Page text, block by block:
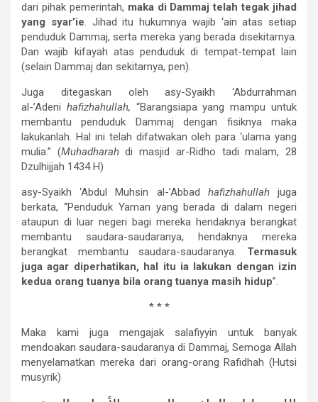
dari pihak pemerintah, maka di Dammaj telah tegak jihad
yang syar’ie. Jihad itu hukumnya wajib ‘ain atas setiap
penduduk Dammaj, serta mereka yang berada disekitarnya.
Dan wajib kifayah atas penduduk di tempat-tempat lain
(selain Dammaj dan sekitarnya, pen).
Juga ditegaskan oleh asy-Syaikh ‘Abdurrahman
al-’Adeni hafizhahullah, “Barangsiapa yang mampu untuk
membantu penduduk Dammaj dengan fisiknya maka
lakukanlah. Hal ini telah difatwakan oleh para ‘ulama yang
mulia.” (Muhadharahdi masjid ar-Ridho tadi malam, 28
Dzulhijjah 1434 H)
asy-Syaikh ‘Abdul Muhsin al-’Abbad hafizhahullahjuga
berkata, “Penduduk Yaman yang berada di dalam negeri
ataupun di luar negeri bagi mereka hendaknya berangkat
membantu saudara-saudaranya, hendaknya mereka
berangkat membantu saudara-saudaranya. Termasuk
juga agar diperhatikan, hal itu ia lakukan dengan izin
kedua orang tuanya bila orang tuanya masih hidup”.
* * *
Maka kami juga mengajak salafiyyin untuk banyak
mendoakan saudara-saudaranya di Dammaj, Semoga Allah
menyelamatkan mereka dari orang-orang Rafidhah (Hutsi
musyrik)